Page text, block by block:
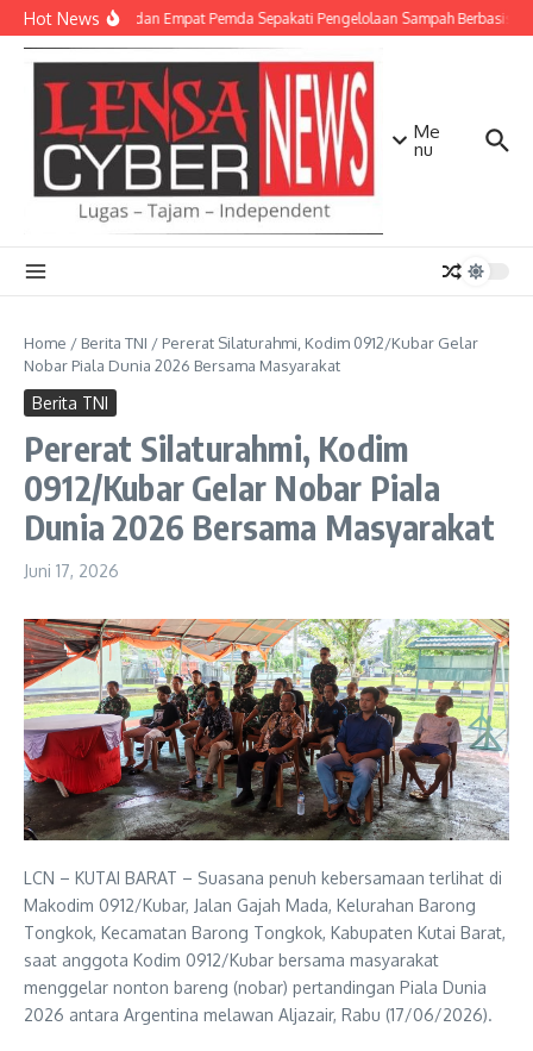
Lewati ke konten
Hot NewsTNI AD dan Empat Pemda Sepakati Pengelolaan Sampah Berbasis
Me
nu
Home / Berita TNI / Pererat Silaturahmi, Kodim 0912/Kubar Gelar
Nobar Piala Dunia 2026 Bersama Masyarakat
Berita TNI
Pererat Silaturahmi, Kodim
0912/Kubar Gelar Nobar Piala
Dunia 2026 Bersama Masyarakat
Juni 17, 2026
LCN – KUTAI BARAT – Suasana penuh kebersamaan terlihat di
Makodim 0912/Kubar, Jalan Gajah Mada, Kelurahan Barong
Tongkok, Kecamatan Barong Tongkok, Kabupaten Kutai Barat,
saat anggota Kodim 0912/Kubar bersama masyarakat
menggelar nonton bareng (nobar) pertandingan Piala Dunia
2026 antara Argentina melawan Aljazair, Rabu (17/06/2026).